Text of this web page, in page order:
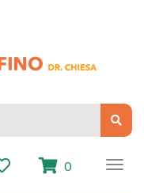
0 prodotti
inseriti